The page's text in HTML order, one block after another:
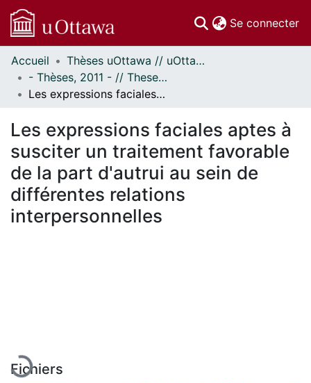
Se connecter
Communautés
et collections
Parcourir
À propos
Accueil
Thèses uOttawa // uOttawa Theses
- Thèses, 2011 - // Theses, 2011 -
Les expressions faciales aptes à susciter un traitement favorable de la part d'autrui au sein de différentes relations interpersonnelles
Les expressions faciales aptes à
susciter un traitement favorable
de la part d'autrui au sein de
différentes relations
interpersonnelles
En cours de chargement...
Fichiers